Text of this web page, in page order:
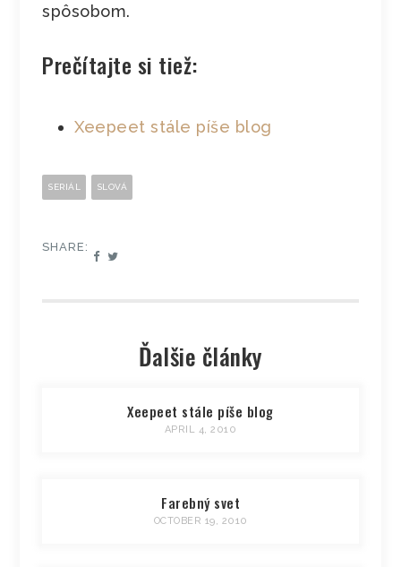
spôsobom.
Prečítajte si tiež:
Xeepeet stále píše blog
SERIÁL SLOVÁ
SHARE:
Ďalšie články
Xeepeet stále píše blog
APRIL 4, 2010
Farebný svet
OCTOBER 19, 2010